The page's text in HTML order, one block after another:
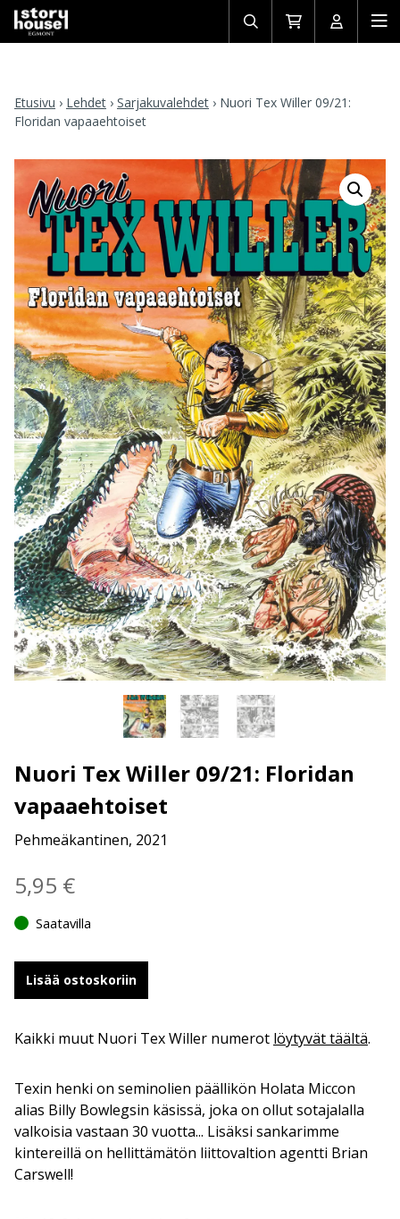
Avaa/sulje
haku
Siirry
ostoskoriin
Avaa/
Etusivu › Lehdet › Sarjakuvalehdet › Nuori Tex Willer 09/21:
Floridan vapaaehtoiset
Nuori Tex Willer 09/21: Floridan
vapaaehtoiset
Pehmeäkantinen, 2021
5,95 €
Saatavilla
Lisää ostoskoriin
Kaikki muut Nuori Tex Willer numerot löytyvät täältä.
Texin henki on seminolien päällikön Holata Miccon
alias Billy Bowlegsin käsissä, joka on ollut sotajalalla
valkoisia vastaan 30 vuotta... Lisäksi sankarimme
kintereillä on hellittämätön liittovaltion agentti Brian
Carswell!